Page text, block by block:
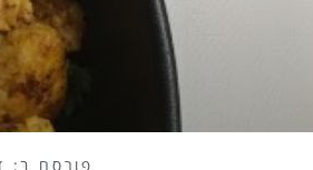
פורסם ב: